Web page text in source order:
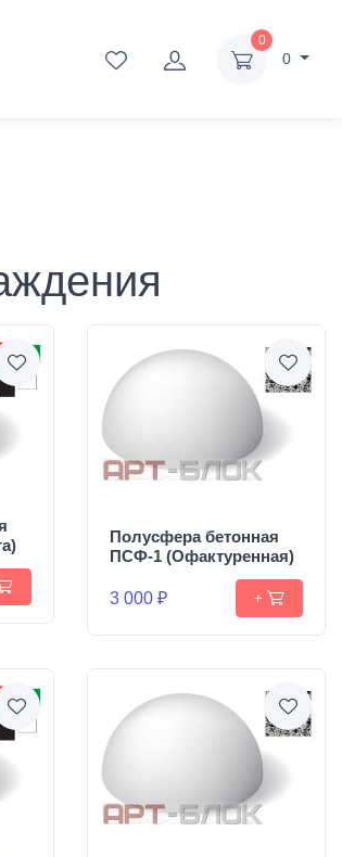
0
0
Полусфера бетонная
ПСФ-1 (Офактуренная)
3 000 ₽ +